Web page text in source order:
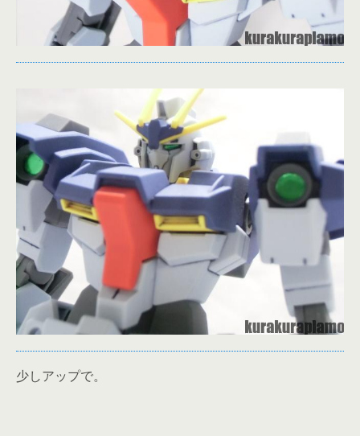
少しアップで。